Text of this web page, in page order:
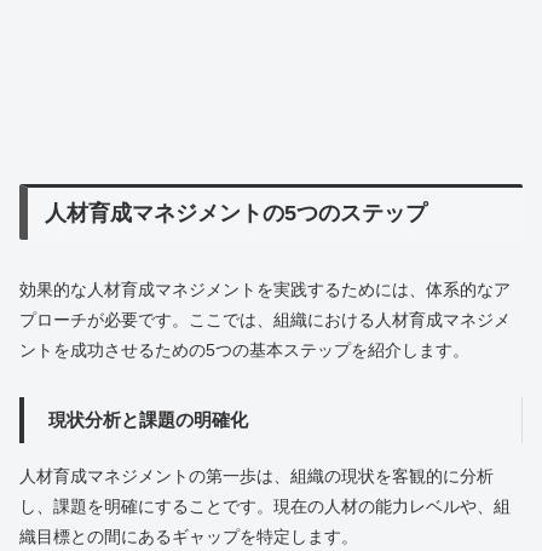
人材育成マネジメントの5つのステップ
効果的な人材育成マネジメントを実践するためには、体系的なア
プローチが必要です。ここでは、組織における人材育成マネジメ
ントを成功させるための5つの基本ステップを紹介します。
現状分析と課題の明確化
人材育成マネジメントの第一歩は、組織の現状を客観的に分析
し、課題を明確にすることです。現在の人材の能力レベルや、組
織目標との間にあるギャップを特定します。